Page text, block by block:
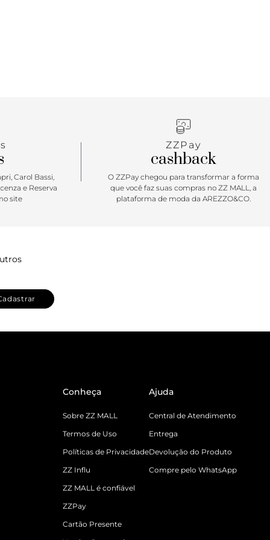
Carol Bassi,
e Reserva
site
ZZPay
cashback
O ZZPay chegou para transformar a forma
que você faz suas compras no ZZ MALL, a
plataforma de moda da AREZZO&CO.
Conheça
Sobre ZZ MALL
Termos de Uso
Políticas de Privacidade
ZZ Influ
ZZ MALL é confiável
ZZPay
Cartão Presente
Ajuda
Central de Atendimento
Entrega
Devolução do Produto
Compre pelo WhatsApp